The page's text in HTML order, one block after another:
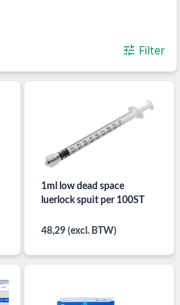
Filter
1ml low dead space
luerlock spuit per 100ST
48,29 (excl. BTW)